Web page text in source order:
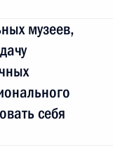
музеев,
себя